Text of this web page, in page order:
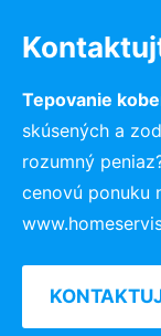
Tepovanie
skúsených a
rozumný
cenovú ponuku